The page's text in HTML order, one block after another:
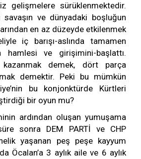
gelişmelere sürüklenmektedir.
savaşın ve dünyadaki boşluğun
en az düzeyde etkilenmek
iç barışı-aslında tamamen
hamlesi ve girişimini-başlattı.
kazanmak demek, dört parça
demektir. Peki bu mümkün
bu konjonktürde Kürtleri
bir oyun mu?
ardından oluşan yumuşama
sonra DEM PARTİ ve CHP
yaşanan peş peşe kayyum
Öcalan’a 3 aylık aile ve 6 aylık